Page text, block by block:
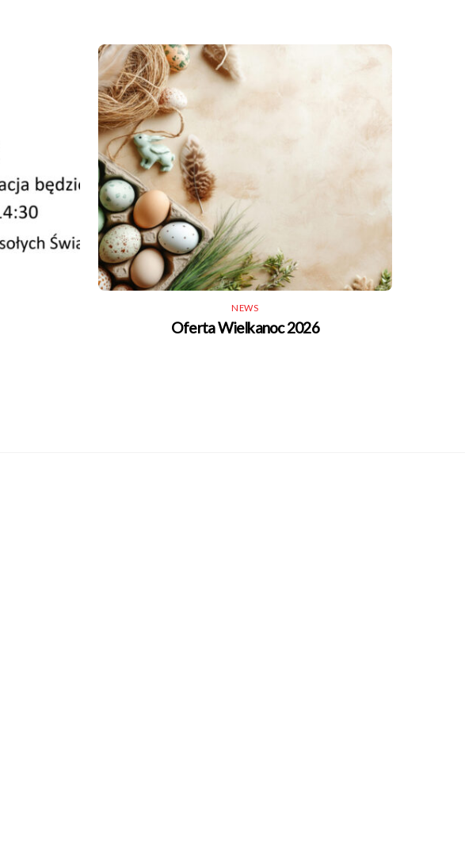
NEWS
Oferta Wielkanoc 2026